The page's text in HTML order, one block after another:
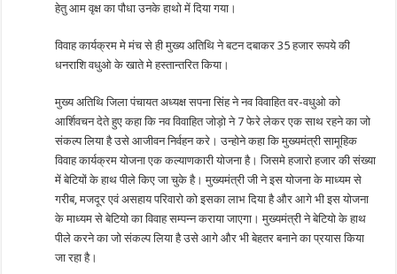
हेतु आम वृक्ष का पौधा उनके हाथो में दिया गया।
विवाह कार्यक्रम मे मंच से ही मुख्य अतिथि ने बटन दबाकर 35 हजार रूपये की
धनराशि वधुओ के खाते मे हस्तान्तरित किया।
मुख्य अतिथि जिला पंचायत अध्यक्ष सपना सिंह ने नव विवाहित वर-वधुओ को
आर्शिवचन देते हुए कहा कि नव विवाहित जोड़ो ने 7 फेरे लेकर एक साथ रहने का जो
संकल्प लिया है उसे आजीवन निर्वहन करे। उन्होने कहा कि मुख्यमंत्री सामूहिक
विवाह कार्यक्रम योजना एक कल्याणकारी योजना है। जिसमे हजारो हजार की संख्या
में बेटियों के हाथ पीले किए जा चुके है। मुख्यमंत्री जी ने इस योजना के माध्यम से
गरीब, मजदूर एवं असहाय परिवारो को इसका लाभ दिया है और आगे भी इस योजना
के माध्यम से बेटियो का विवाह सम्पन्न कराया जाएगा। मुख्यमंत्री ने बेटियो के हाथ
पीले करने का जो संकल्प लिया है उसे आगे और भी बेहतर बनाने का प्रयास किया
जा रहा है।